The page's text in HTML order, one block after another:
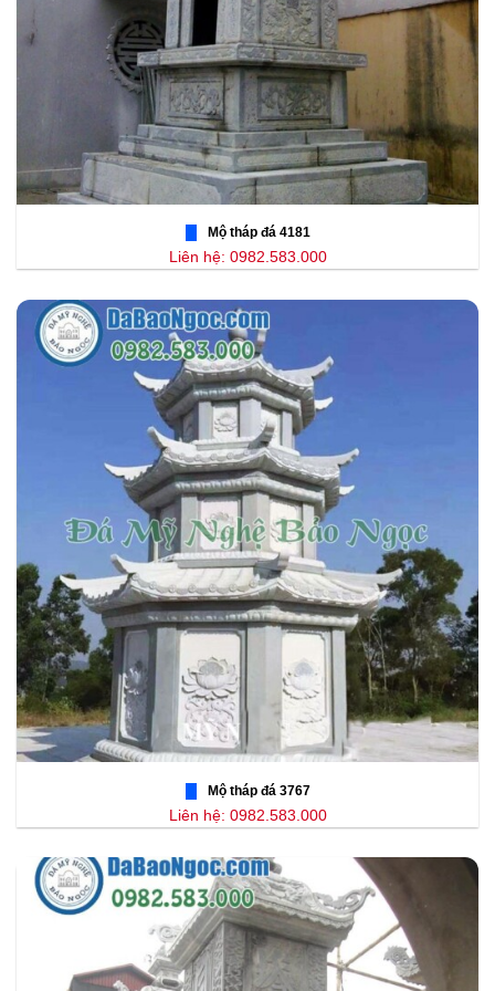
Mộ tháp đá 4181
Liên hệ: 0982.583.000
Mộ tháp đá 3767
Liên hệ: 0982.583.000